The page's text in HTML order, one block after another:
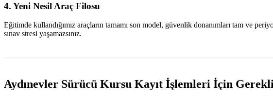
4. Yeni Nesil Araç Filosu
Eğitimde kullandığımız araçların tamamı son model, güvenlik donanımları tam ve
sınav stresi yaşamazsınız.
Aydınevler Sürücü Kursu Kayıt İşlemleri İçin